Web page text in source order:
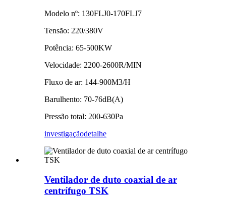
Modelo nº: 130FLJ0-170FLJ7
Tensão: 220/380V
Potência: 65-500KW
Velocidade: 2200-2600R/MIN
Fluxo de ar: 144-900M3/H
Barulhento: 70-76dB(A)
Pressão total: 200-630Pa
investigaçãodetalhe
Ventilador de duto coaxial de ar
centrífugo TSK